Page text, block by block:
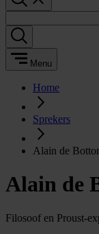
Menu
Home
Sprekers
Alain de
Alain de
Filosoof en Proust-